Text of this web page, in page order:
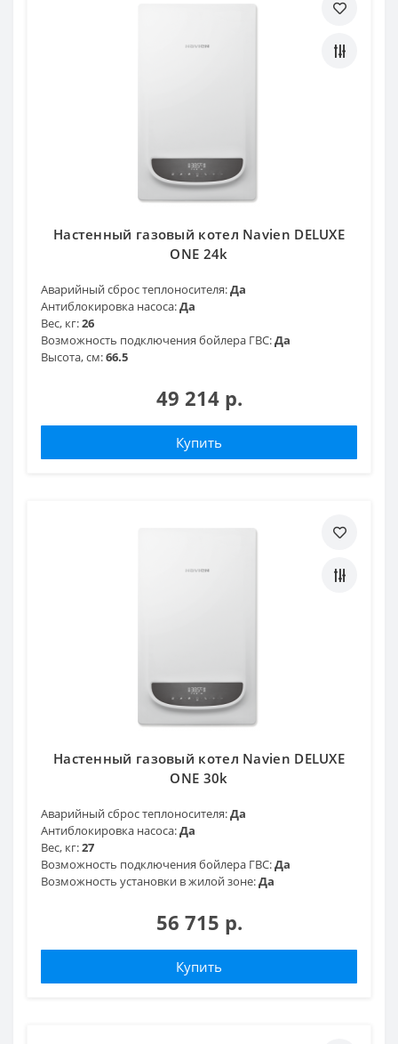
Настенный газовый котел Navien DELUXE
ONE 24k
Аварийный сброс теплоносителя:Да
Антиблокировка насоса:Да
Вес, кг:26
Возможность подключения бойлера ГВС:Да
Высота, см:66.5
49 214 р.
Купить
Настенный газовый котел Navien DELUXE
ONE 30k
Аварийный сброс теплоносителя:Да
Антиблокировка насоса:Да
Вес, кг:27
Возможность подключения бойлера ГВС:Да
Возможность установки в жилой зоне:Да
56 715 р.
Купить